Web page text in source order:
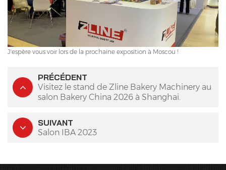
J'espère vous voir lors de la prochaine exposition à Moscou !
PRÉCÉDENT
Visitez le stand de Zline Bakery Machinery au
salon Bakery China 2026 à Shanghai.
SUIVANT
Salon IBA 2023